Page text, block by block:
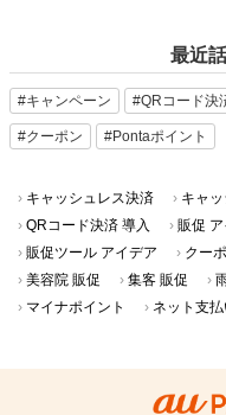
最近
#キャンペーン #QRコード決
#クーポン #Pontaポイント
キャッシュレス決済 キャ
QRコード決済 導入
販促
販促ツール アイデア
クー
美容院 販促
集客 販促
マイナポイント
ネット支